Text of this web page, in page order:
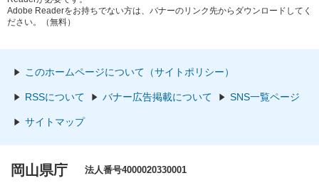
Adobe Readerをお持ちでない方は、バナーのリンク先からダウンロードしてく
ださい。（無料）
このホームページについて（サイトポリシー）
RSSについて バナー広告掲載について SNS一覧ページ
サイトマップ
岡山県庁 法人番号4000020330001